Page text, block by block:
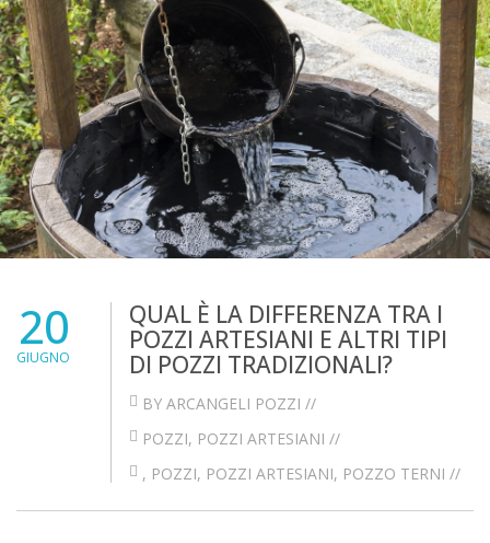
20
GIUGNO
QUAL È LA DIFFERENZA TRA I
POZZI ARTESIANI E ALTRI TIPI
DI POZZI TRADIZIONALI?
BY ARCANGELI POZZI //
POZZI, POZZI ARTESIANI //
, POZZI, POZZI ARTESIANI, POZZO TERNI //